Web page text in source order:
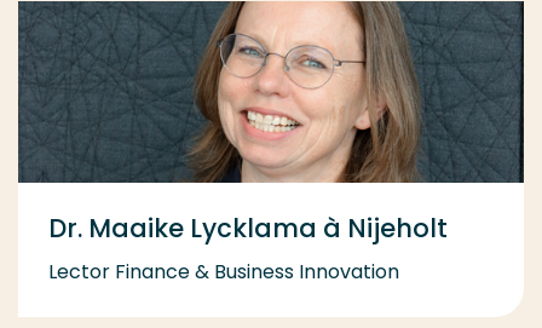
Dr. Maaike Lycklama à Nijeholt
Lector Finance & Business Innovation